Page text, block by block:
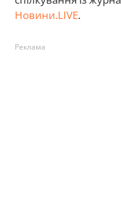
Новини.LIVE.
Реклама